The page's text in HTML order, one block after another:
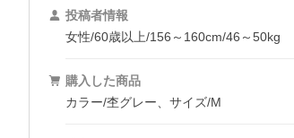
投稿者情報
女性/60歳以上/156～160cm/46～50kg
購入した商品
カラー/杢グレー、サイズ/M